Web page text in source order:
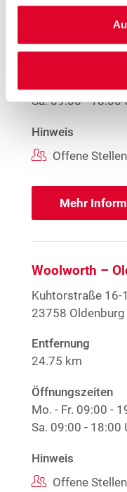
Sa.09:00 - 18:00
Hinweis
Offene Stellen
Mehr
Woolworth –
Kuhtorstraße 16-
23758
Entfernung
24.75 km
Öffnungszeiten
Mo. - Fr. 09:00 -
Sa. 09:00 - 18:00
Hinweis
Offene Stellen